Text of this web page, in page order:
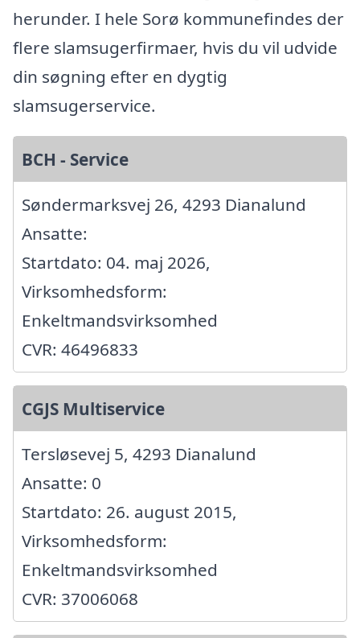
herunder. I hele Sorø kommunefindes der
flere slamsugerfirmaer, hvis du vil udvide
din søgning efter en dygtig
slamsugerservice.
BCH - Service
Søndermarksvej 26, 4293 Dianalund
Ansatte:
Startdato: 04. maj 2026,
Virksomhedsform:
Enkeltmandsvirksomhed
CVR: 46496833
CGJS Multiservice
Tersløsevej 5, 4293 Dianalund
Ansatte: 0
Startdato: 26. august 2015,
Virksomhedsform:
Enkeltmandsvirksomhed
CVR: 37006068